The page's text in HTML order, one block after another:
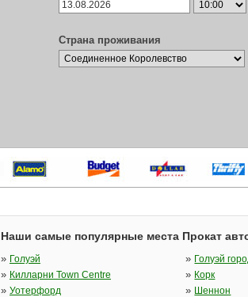
Страна проживания
Наши самые популярные места Прокат
» Голуэй » Голуэй
» Килларни Town Centre » Корк
» Уотерфорд » Шеннон